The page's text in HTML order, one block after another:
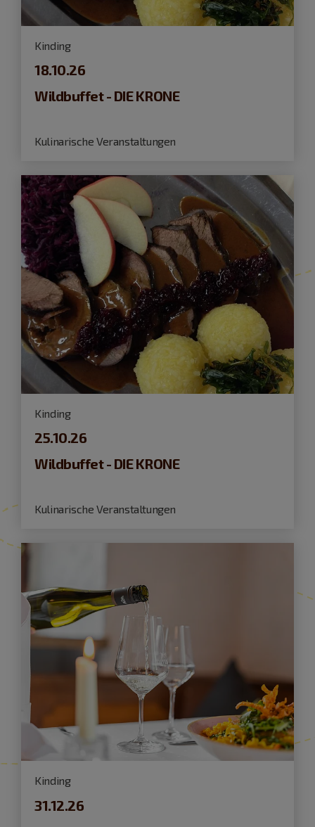
Kinding
18.10.26
Wildbuffet - DIE KRONE
Kulinarische Veranstaltungen
Kinding
25.10.26
Wildbuffet - DIE KRONE
Kulinarische Veranstaltungen
Kinding
31.12.26